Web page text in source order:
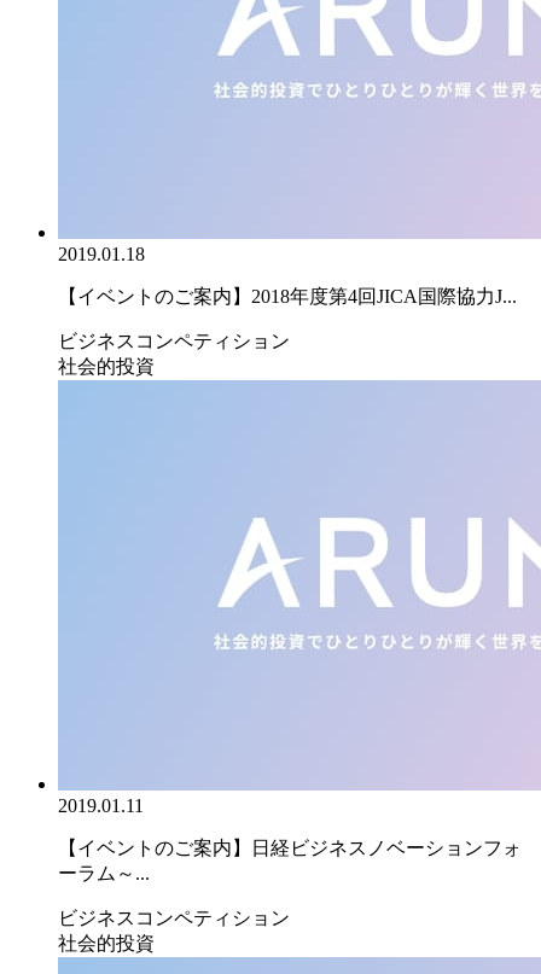
2019.01.18
【イベントのご案内】2018年度第4回JICA国際協力J...
ビジネスコンペティション
社会的投資
2019.01.11
【イベントのご案内】日経ビジネスノベーションフォ
ーラム～...
ビジネスコンペティション
社会的投資